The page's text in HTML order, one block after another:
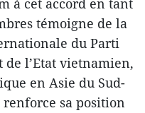
à cet accord en tant
témoigne de la
du Parti
l’Etat vietnamien,
en Asie du Sud-
sa position